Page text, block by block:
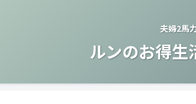
夫婦2馬
ルンのお得生